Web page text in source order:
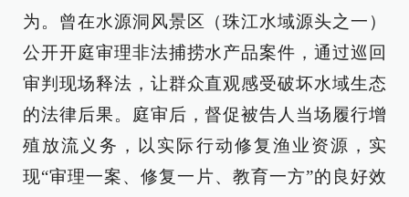
为。曾在水源洞风景区（珠江水域源头之一）
公开开庭审理非法捕捞水产品案件，通过巡回
审判现场释法，让群众直观感受破坏水域生态
的法律后果。庭审后，督促被告人当场履行增
殖放流义务，以实际行动修复渔业资源，实
现“审理一案、修复一片、教育一方”的良好效